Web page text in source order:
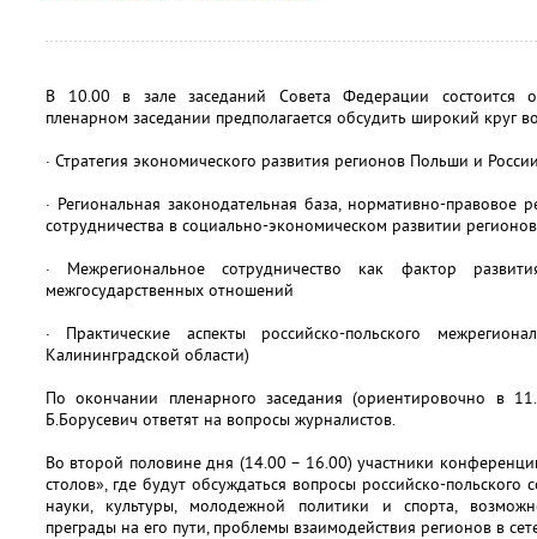
В 10.00 в зале заседаний Совета Федерации состоится
пленарном заседании предполагается обсудить широкий круг
· Стратегия экономического развития регионов Польши и
· Региональная законодательная база, нормативно-
сотрудничества в социально-экономическом развитии
· Межрегиональное сотрудничество как фактор
межгосударственных отношений
· Практические аспекты российско-польского
Калининградской области)
По окончании пленарного заседания (ориентировочно в
Б.Борусевич ответят на вопросы журналистов.
Во второй половине дня (14.00 – 16.00) участники
столов», где будут обсуждаться вопросы российско-польского
науки, культуры, молодежной политики и спорта,
преграды на его пути, проблемы взаимодействия регионов в